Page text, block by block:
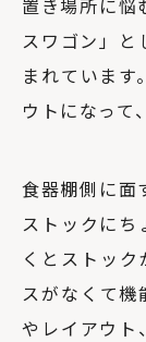
スワゴン」と
まれていま
ウトになって
食器棚側に面
ストックにち
くとストッ
スがなくて機
やレイアウト